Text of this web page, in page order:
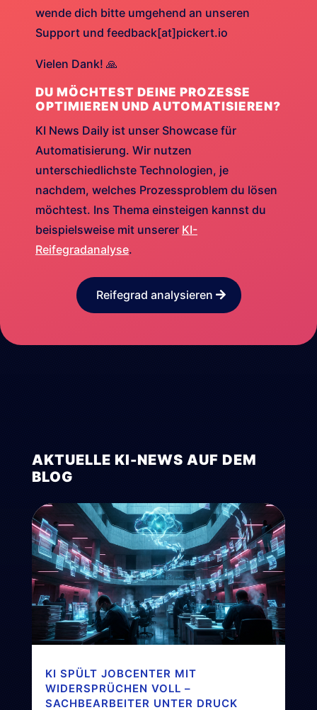
wende dich bitte umgehend an unseren
Support und feedback[at]pickert.io
Vielen Dank! 🙏
DU MÖCHTEST DEINE PROZESSE
OPTIMIEREN UND AUTOMATISIEREN?
KI News Daily ist unser Showcase für
Automatisierung. Wir nutzen
unterschiedlichste Technologien, je
nachdem, welches Prozessproblem du lösen
möchtest. Ins Thema einsteigen kannst du
beispielsweise mit unserer KI-
Reifegradanalyse.
Reifegrad analysieren
AKTUELLE KI-NEWS AUF DEM
BLOG
KI SPÜLT JOBCENTER MIT
WIDERSPRÜCHEN VOLL –
SACHBEARBEITER UNTER DRUCK